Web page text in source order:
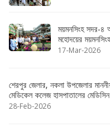
ময়মনসিংহ সদর-৪
মহোদয়ের
17-Mar-2026
শেরপুর জেলার, নকলা উপজেলার
মেডিকেল কলেজ হাসপাতালের
28-Feb-2026